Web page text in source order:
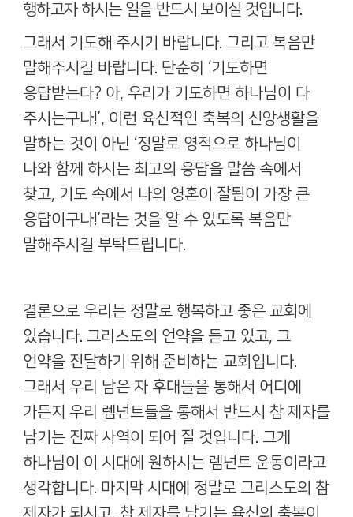
행하고자 하시는 일을 반드시 보이실 것입니다.
그래서 기도해 주시기 바랍니다. 그리고 복음만
말해주시길 바랍니다. 단순히 ‘기도하면
응답받는다? 아, 우리가 기도하면 하나님이 다
주시는구나!’, 이런 육신적인 축복의 신앙생활을
말하는 것이 아닌 ‘정말로 영적으로 하나님이
나와 함께 하시는 최고의 응답을 말씀 속에서
찾고, 기도 속에서 나의 영혼이 잘됨이 가장 큰
응답이구나!’라는 것을 알 수 있도록 복음만
말해주시길 부탁드립니다.
결론으로 우리는 정말로 행복하고 좋은 교회에
있습니다. 그리스도의 언약을 듣고 있고, 그
언약을 전달하기 위해 준비하는 교회입니다.
그래서 우리 남은 자 후대들을 통해서 어디에
가든지 우리 렘넌트들을 통해서 반드시 참 제자를
남기는 진짜 사역이 되어 질 것입니다. 그게
하나님이 이 시대에 원하시는 렘넌트 운동이라고
생각합니다. 마지막 시대에 정말로 그리스도의 참
제자가 되시고, 참 제자를 남기는 육신의 축복이